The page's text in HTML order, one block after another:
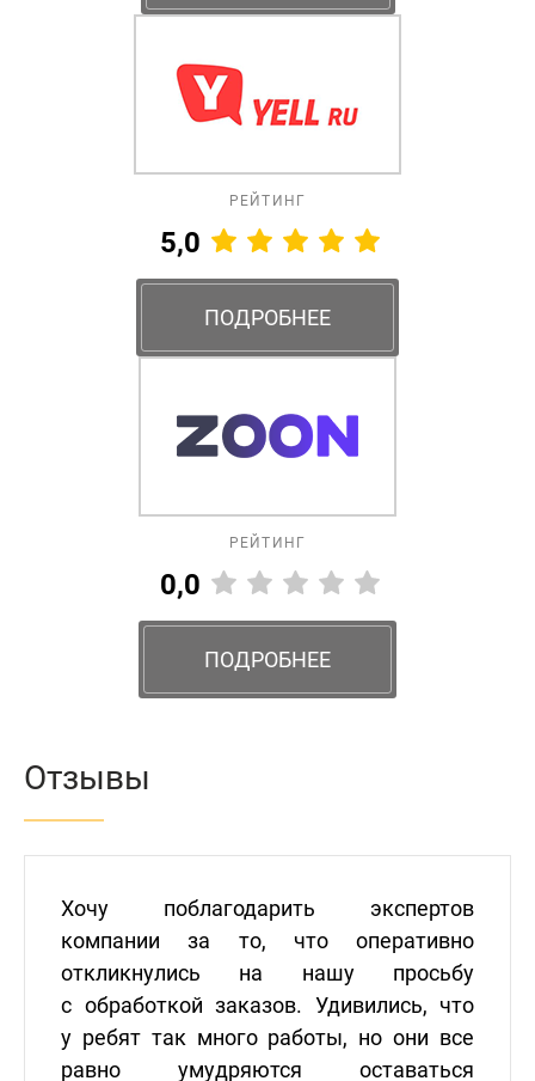
РЕЙТИНГ
5,0
ПОДРОБНЕЕ
РЕЙТИНГ
0,0
ПОДРОБНЕЕ
Отзывы
Хочу поблагодарить экспертов
компании за то, что оперативно
откликнулись на нашу просьбу
с обработкой заказов. Удивились, что
у ребят так много работы, но они все
равно умудряются оставаться